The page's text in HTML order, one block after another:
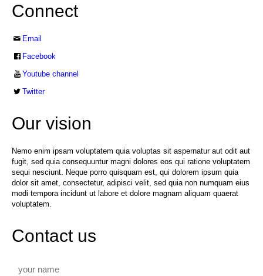
Connect
Email
Facebook
Youtube channel
Twitter
Our vision
Nemo enim ipsam voluptatem quia voluptas sit aspernatur aut odit aut
fugit, sed quia consequuntur magni dolores eos qui ratione voluptatem
sequi nesciunt. Neque porro quisquam est, qui dolorem ipsum quia
dolor sit amet, consectetur, adipisci velit, sed quia non numquam eius
modi tempora incidunt ut labore et dolore magnam aliquam quaerat
voluptatem.
Contact us